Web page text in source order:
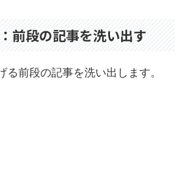
前段の記事を洗い出す
る前段の記事を洗い出します。